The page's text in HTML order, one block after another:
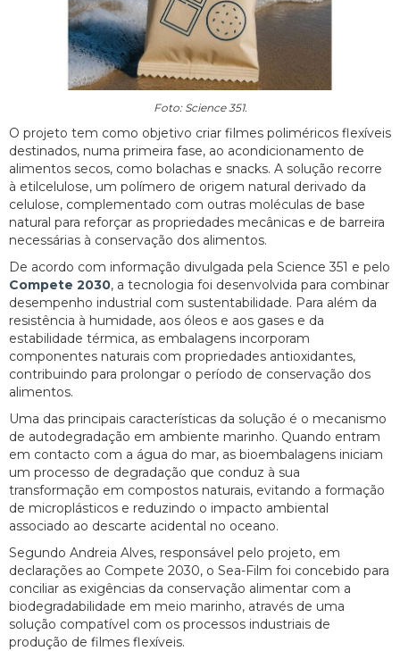
Foto: Science 351.
O projeto tem como objetivo criar filmes poliméricos flexíveis
destinados, numa primeira fase, ao acondicionamento de
alimentos secos, como bolachas e snacks. A solução recorre
à etilcelulose, um polímero de origem natural derivado da
celulose, complementado com outras moléculas de base
natural para reforçar as propriedades mecânicas e de barreira
necessárias à conservação dos alimentos.
De acordo com informação divulgada pela Science 351 e pelo
Compete 2030, a tecnologia foi desenvolvida para combinar
desempenho industrial com sustentabilidade. Para além da
resistência à humidade, aos óleos e aos gases e da
estabilidade térmica, as embalagens incorporam
componentes naturais com propriedades antioxidantes,
contribuindo para prolongar o período de conservação dos
alimentos.
Uma das principais características da solução é o mecanismo
de autodegradação em ambiente marinho. Quando entram
em contacto com a água do mar, as bioembalagens iniciam
um processo de degradação que conduz à sua
transformação em compostos naturais, evitando a formação
de microplásticos e reduzindo o impacto ambiental
associado ao descarte acidental no oceano.
Segundo Andreia Alves, responsável pelo projeto, em
declarações ao Compete 2030, o Sea-Film foi concebido para
conciliar as exigências da conservação alimentar com a
biodegradabilidade em meio marinho, através de uma
solução compatível com os processos industriais de
produção de filmes flexíveis.